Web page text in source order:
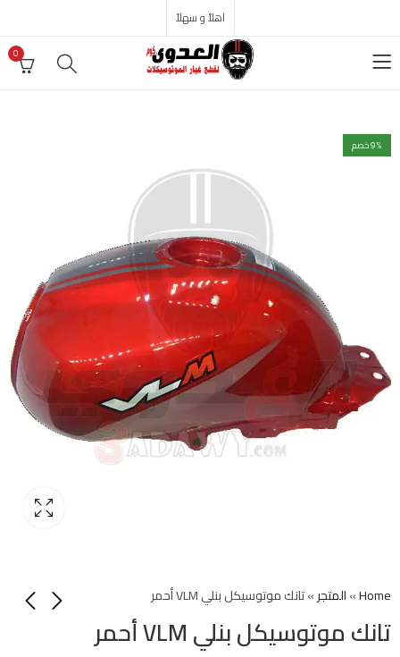
اهلاً و سهلاً
0
9% خصم
Home
»المتجر»تانك موتوسيكل بنلي VLM أحمر
تانك موتوسيكل بنلي VLM أحمر